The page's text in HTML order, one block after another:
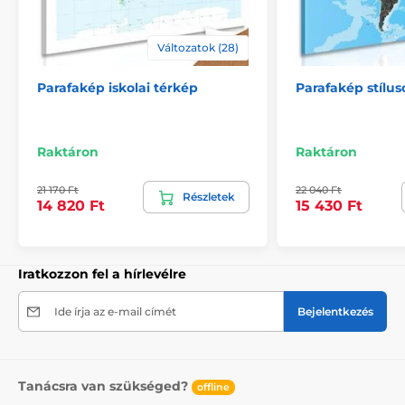
A paraf képpel együtt egy csomag térképtűt is kap,
mely 10 db-ot tartalmaz. A választás az Öné, ezért
Változatok (28)
Parafakép iskolai térkép
Raktáron
21 170 Ft
14 820 Ft
Részletek
Parafakép
Raktáron
22 040 Ft
15 430 Ft
Iratkozzon fel a hírlevélre
Ide írja az e-mail címét Bejelentkezés
Tanácsra van szükséged? offline